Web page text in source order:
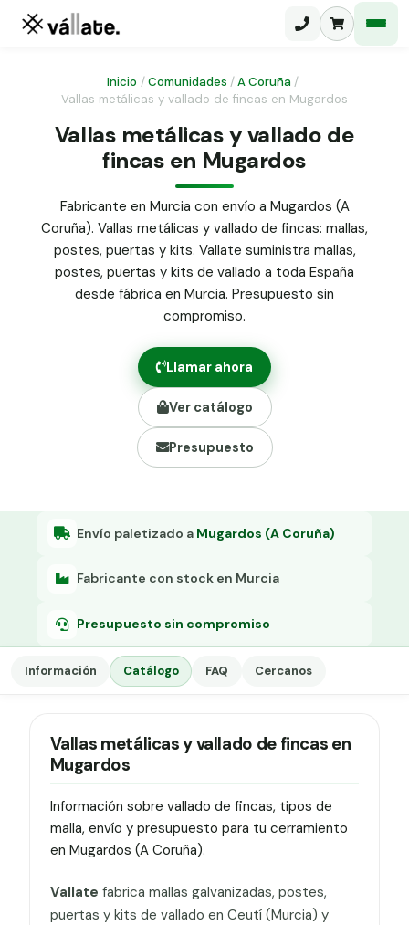
Malla ganadera
Malla simple torsión
Malla triple torsión
Panel malla H.
Puerta abatible dos hojas
Puerta acceso peatonal
Poste malla Hércules
Poste malla simple torsión
Alambre de espino galvanizado
Abrazadera PVC malla H.
Grapa malla H.
Grapadora
Tensor galvanizado
Inicio /Comunidades /A Coruña /
Vallas metálicas y vallado de fincas en Mugardos
Vallas metálicas y vallado de
fincas en Mugardos
Fabricante en Murcia con envío a Mugardos (A
Coruña). Vallas metálicas y vallado de fincas: mallas,
postes, puertas y kits. Vallate suministra mallas,
postes, puertas y kits de vallado a toda España
desde fábrica en Murcia. Presupuesto sin
compromiso.
Llamar ahora
Ver catálogo
Presupuesto
Envío paletizado a Mugardos (A Coruña)
Fabricante con stock en Murcia
Presupuesto sin compromiso
Información Catálogo FAQ Cercanos
Vallas metálicas y vallado de fincas en
Mugardos
Información sobre vallado de fincas, tipos de
malla, envío y presupuesto para tu cerramiento
en Mugardos (A Coruña).
Vallate fabrica mallas galvanizadas, postes,
puertas y kits de vallado en Ceutí (Murcia) y